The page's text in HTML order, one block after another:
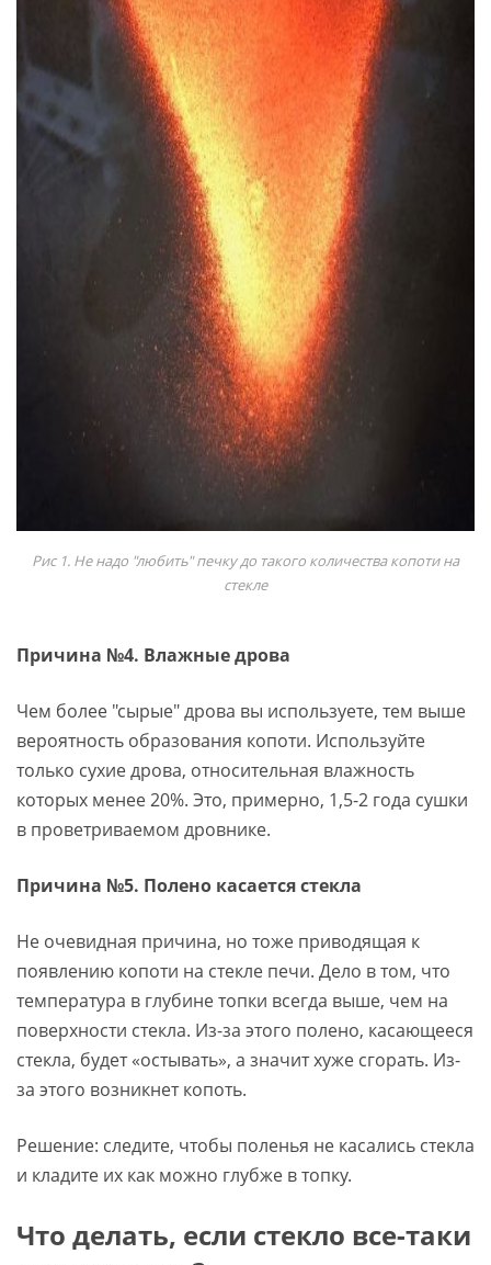
Рис 1. Не надо "любить" печку до такого количества копоти на
стекле
Причина №4. Влажные дрова
Чем более "сырые" дрова вы используете, тем выше
вероятность образования копоти. Используйте
только сухие дрова, относительная влажность
которых менее 20%. Это, примерно, 1,5-2 года сушки
в проветриваемом дровнике.
Причина №5. Полено касается стекла
Не очевидная причина, но тоже приводящая к
появлению копоти на стекле печи. Дело в том, что
температура в глубине топки всегда выше, чем на
поверхности стекла. Из-за этого полено, касающееся
стекла, будет «остывать», а значит хуже сгорать. Из-
за этого возникнет копоть.
Решение: следите, чтобы поленья не касались стекла
и кладите их как можно глубже в топку.
Что делать, если стекло все-таки